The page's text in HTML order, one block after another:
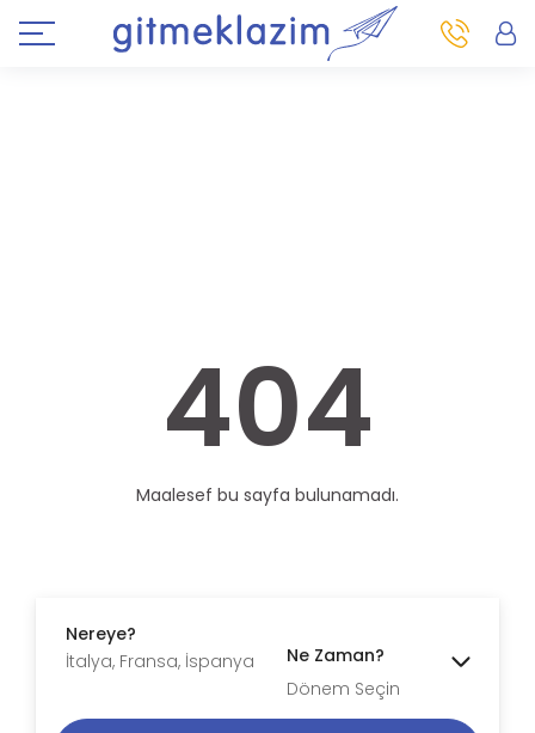
404
Maalesef bu sayfa bulunamadı.
Nereye?
Ne Zaman?
Dönem Seçin